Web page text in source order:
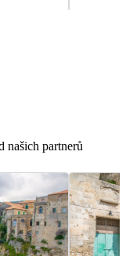
našich partnerů